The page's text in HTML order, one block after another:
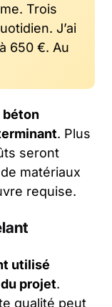
Trois
J’ai
650 €. Au
béton
. Plus
seront
matériaux
requise.
utilisé
projet.
qualité peut